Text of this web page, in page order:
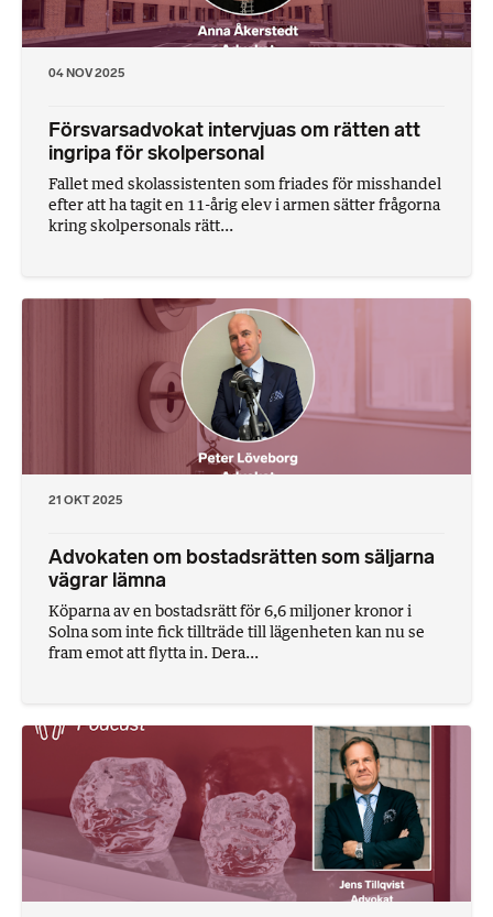
04 NOV 2025
Försvarsadvokat intervjuas om rätten att
ingripa för skolpersonal
Fallet med skolassistenten som friades för misshandel
efter att ha tagit en 11-årig elev i armen sätter frågorna
kring skolpersonals rätt...
21 OKT 2025
Advokaten om bostadsrätten som säljarna
vägrar lämna
Köparna av en bostadsrätt för 6,6 miljoner kronor i
Solna som inte fick tillträde till lägenheten kan nu se
fram emot att flytta in. Dera...